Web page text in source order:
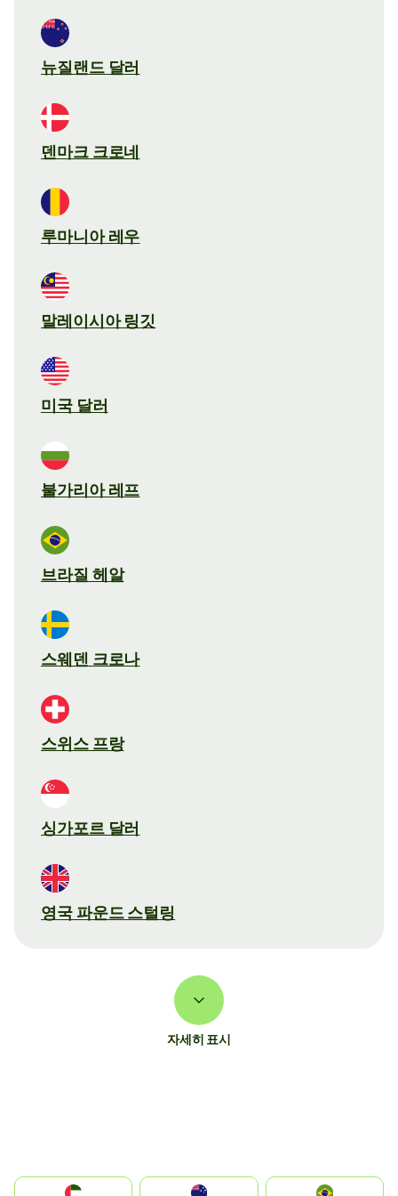
뉴질랜드 달러
덴마크 크로네
루마니아 레우
말레이시아 링깃
미국 달러
불가리아 레프
브라질 헤알
스웨덴 크로나
스위스 프랑
싱가포르 달러
영국 파운드 스털링
자세히 표시